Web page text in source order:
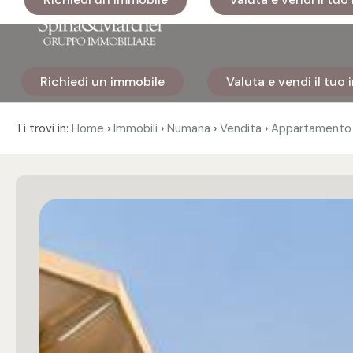
Richiedi un immobile Valuta e vendi il tuo
Ti trovi in: Home › Immobili › Numana › Vendita › Appartamento
Immobili
I nostri
Immobili
di lusso
Cosa
facciamo
Codice
Contratto
Vendita
Affitto
Scegli
dove